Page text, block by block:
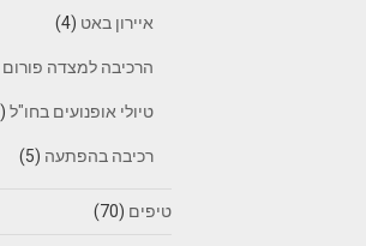
איירון באט (4)
הרכיבה למצדה פורום 8
טיולי אופנועים בחו"ל (8)
רכיבה בהפתעה (5)
טיפים (70)